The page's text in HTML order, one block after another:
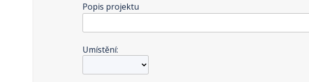
Popis projektu
Umístění: